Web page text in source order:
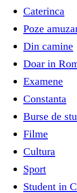
Caterinca
Poze
Din camine
Doar in
Examene
Constanta
Burse de
Filme
Cultura
Sport
Student in